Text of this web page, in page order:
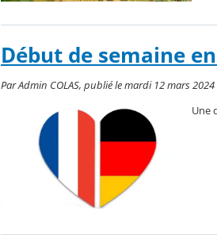
Début de semaine
Par Admin COLAS, publié le mardi 12 mars
Une